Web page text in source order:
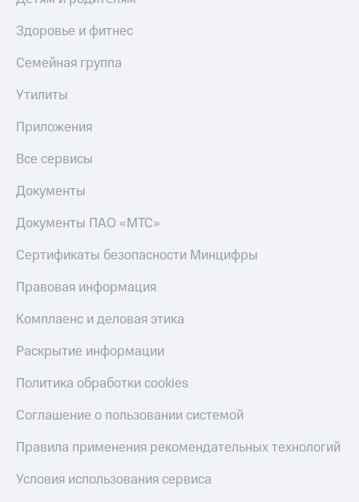
Здоровье и фитнес
Семейная группа
Утилиты
Приложения
Все сервисы
Документы
Документы ПАО «МТС»
Сертификаты безопасности Минцифры
Правовая информация
Комплаенс и деловая этика
Раскрытие информации
Политика обработки cookies
Соглашение о пользовании системой
Правила применения рекомендательных технологий
Условия использования сервиса